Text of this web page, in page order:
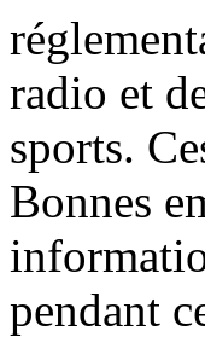
radio et
sports.
Bonnes
pendant